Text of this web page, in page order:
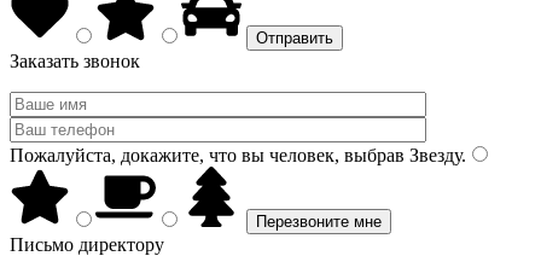
Заказать звонок
Пожалуйста, докажите, что вы человек, выбрав Звезду.
Письмо директору